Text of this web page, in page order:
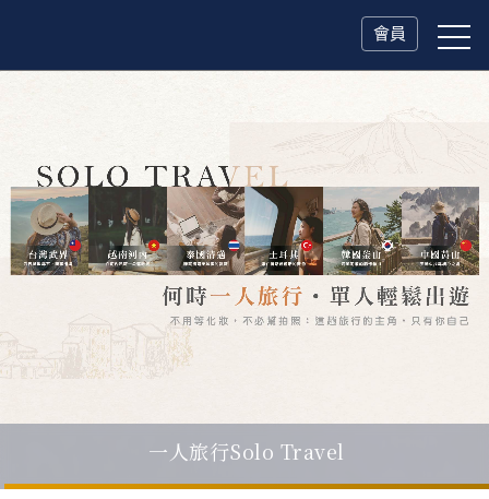
會員
瑞士鐵道．2027 深度之旅一人旅行Solo Travel